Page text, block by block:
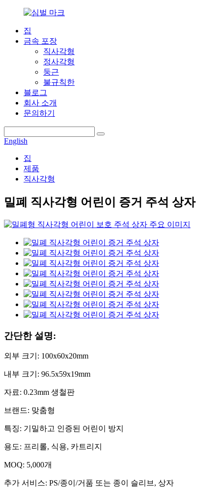
집
금속 포장
직사각형
정사각형
둥근
불규칙한
블로그
회사 소개
문의하기
English
집
제품
직사각형
밀폐 직사각형 어린이 증거 주석 상자
간단한 설명:
외부 크기: 100x60x20mm
내부 크기: 96.5x59x19mm
자료: 0.23mm 생철판
브랜드: 맞춤형
특징: 기밀하고 인증된 어린이 방지
용도: 프리롤, 식용, 카트리지
MOQ: 5,000개
추가 서비스: PS/종이/거품 또는 종이 슬리브, 상자